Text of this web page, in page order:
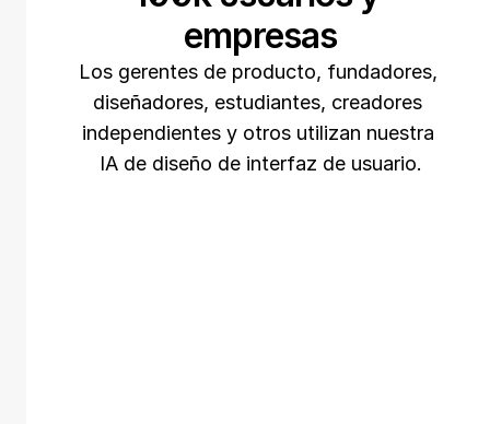
empresas
Los gerentes de producto, fundadores,
diseñadores, estudiantes, creadores
independientes y otros utilizan nuestra
IA de diseño de interfaz de usuario.